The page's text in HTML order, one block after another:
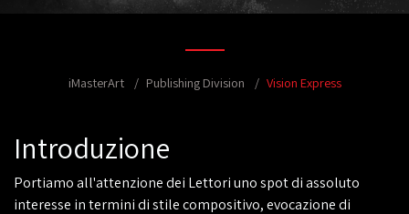
iMasterArt Publishing Division Vision Express
Introduzione
Portiamo all'attenzione dei Lettori uno spot di assoluto
interesse in termini di stile compositivo, evocazione di